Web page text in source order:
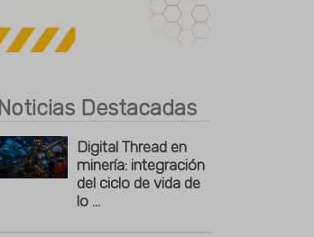
Noticias Destacadas
Digital Thread en
minería: integración
del ciclo de vida de
lo ...